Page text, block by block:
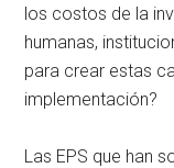
los costos de la
humanas,
para crear estas
implementación?
Las EPS que han